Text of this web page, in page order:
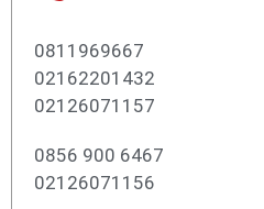
0811969667
02162201432
02126071157
0856 900 6467
02126071156